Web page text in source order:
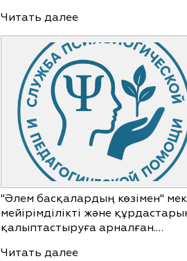
Читать далее
"Әлем басқалардың көзімен"
мейірімділікті және
қалыптастыруға арналған.…
Читать далее